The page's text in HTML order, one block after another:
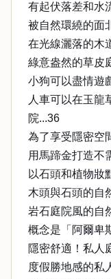
有起伏落差和水
被自然環繞的面
在光線灑落的木
綠意盎然的草皮
小狗可以盡情遊
人車可以在玉龍
院...36
為了享受隱密空
用馬蹄金打造不
以石頭和植物妝
木頭與石頭的自
岩石庭院風的自
概念是「阿爾卑
隱密舒適！私人
度假勝地感的私